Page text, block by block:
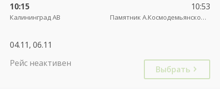
10:15
Калининград АВ
10:53
Памятник А.Космодемьянскому(Балтийское шоссе) трасса
04.11, 06.11
Рейс неактивен
Выбрать